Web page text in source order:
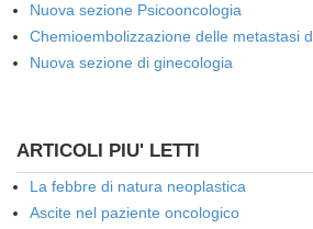
Nuova sezione Psicooncologia
Chemioembolizzazione delle metastasi
Nuova sezione di ginecologia
ARTICOLI PIU' LETTI
La febbre di natura neoplastica
Ascite nel paziente oncologico